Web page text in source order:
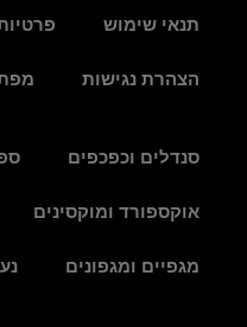
תנאי שימוש
הצהרת נגישות
סנדלים וכפכפים
אוקספורד ומוקסינים
מגפיים ומגפונים